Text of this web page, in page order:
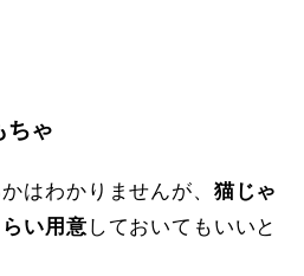
ゃ
はわかりませんが、 猫じゃ
い用意 しておいてもいいと